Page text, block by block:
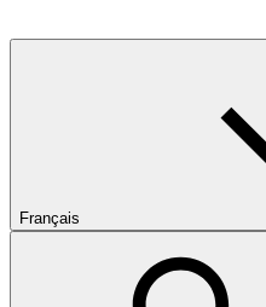
Français